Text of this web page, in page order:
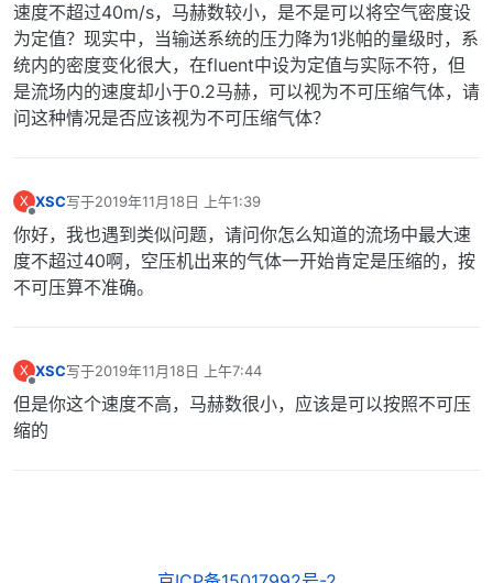
速度不超过40m/s，马赫数较小，是不是可以将空气密度设
为定值？现实中，当输送系统的压力降为1兆帕的量级时，系
统内的密度变化很大，在fluent中设为定值与实际不符，但
是流场内的速度却小于0.2马赫，可以视为不可压缩气体，请
问这种情况是否应该视为不可压缩气体？
X
离线
XSC写于2019年11月18日 上午1:39
最后由 编辑
你好，我也遇到类似问题，请问你怎么知道的流场中最大速
度不超过40啊，空压机出来的气体一开始肯定是压缩的，按
不可压算不准确。
X
离线
XSC写于2019年11月18日 上午7:44
最后由 编辑
但是你这个速度不高，马赫数很小，应该是可以按照不可压
缩的